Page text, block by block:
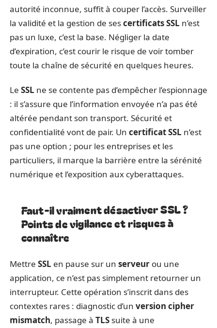
autorité inconnue, suffit à couper l’accès. Surveiller
la validité et la gestion de sescertificats SSL n’est
pas un luxe, c’est la base. Négliger la date
d’expiration, c’est courir le risque de voir tomber
toute la chaîne de sécurité en quelques heures.
Le SSL ne se contente pas d’empêcher l’espionnage
: il s’assure que l’information envoyée n’a pas été
altérée pendant son transport. Sécurité et
confidentialité vont de pair. Un certificat SSL n’est
pas une option ; pour les entreprises et les
particuliers, il marque la barrière entre la sérénité
numérique et l’exposition aux cyberattaques.
Faut-il vraiment désactiver SSL ?
Points de vigilance et risques à
connaître
Mettre SSL en pause sur un serveur ou une
application, ce n’est pas simplement retourner un
interrupteur. Cette opération s’inscrit dans des
contextes rares : diagnostic d’un version cipher
mismatch, passage à TLS suite à une